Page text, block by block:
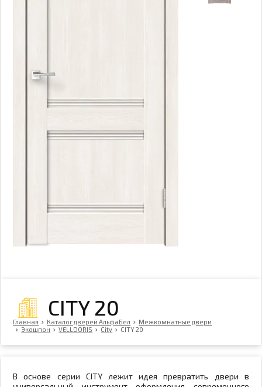
CITY 20
Главная Каталог дверей АльфаБел
Межкомнатные двери
Экошпон
VELLDORIS City CITY 20
В основе серии CITY лежит идея превратить двери в